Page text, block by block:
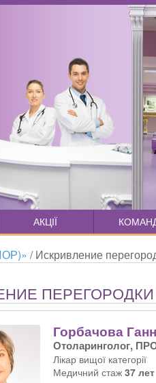
АКЦІЇ
/Искривление
Горбачова
Отоларинголог,
Лікар вищої категорії
Медичний стаж 37 лет